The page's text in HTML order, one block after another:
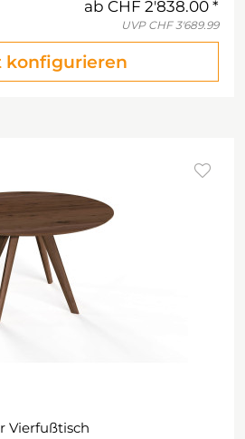
ab CHF 2'838.00
UVP CHF 3'689.99
konfigurieren
Vierfußtisch